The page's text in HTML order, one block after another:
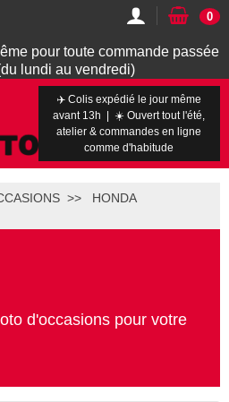
pour toute commande passée
lundi au vendredi)
0
✈️ Colis expédié le jour même
avant 13h | ☀️ Ouvert tout l'été,
atelier & commandes en ligne
comme d'habitude
HONDA
d'occasions pour votre